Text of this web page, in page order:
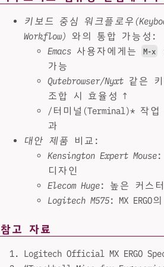
키보드 중심 워크플로우
Workflow) 와의 통합 가능성:
Emacs 사용자에게는 M-x
가능
Qutebrowser/Nyxt 같은
조합 시 효율성 ↑
/터미널(Terminal)* 작
과
대안 제품
비교:
Kensington Expert Mouse:
디자인
Elecom Huge: 높은 커스
Logitech M575: MX ERGO
참고 자료
Logitech Official MX ERGO